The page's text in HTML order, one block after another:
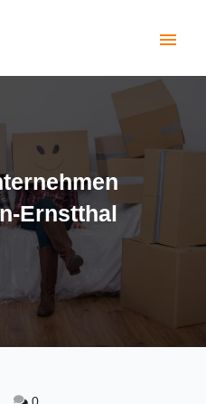
menu
Ernstthal